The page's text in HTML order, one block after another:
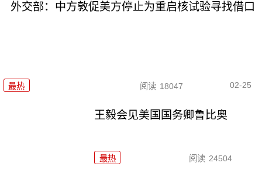
外交部：中方敦促美方停止为重启核试验寻找借口
最热 阅读 18047 02-25
王毅会见美国国务卿鲁比奥
最热 阅读 24504